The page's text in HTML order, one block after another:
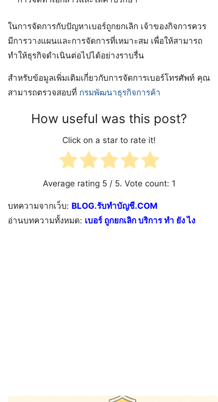
ในการจัดการกับปัญหาเบอร์ถูกยกเลิก เจ้าของกิจการควร
มีการวางแผนและการจัดการที่เหมาะสม เพื่อให้สามารถ
ทำให้ธุรกิจดำเนินต่อไปได้อย่างราบรื่น
สำหรับข้อมูลเพิ่มเติมเกี่ยวกับการจัดการเบอร์โทรศัพท์ คุณ
สามารถตรวจสอบที่ กรมพัฒนาธุรกิจการค้า
How useful was this post?
Click on a star to rate it!
Average rating 5/ 5. Vote count: 1
บทความจากเว็บ: BLOG.รับทำบัญชี.COM
อ่านบทความทั้งหมด: เบอร์ ถูกยกเลิก บริการ ทํา ยัง ไง